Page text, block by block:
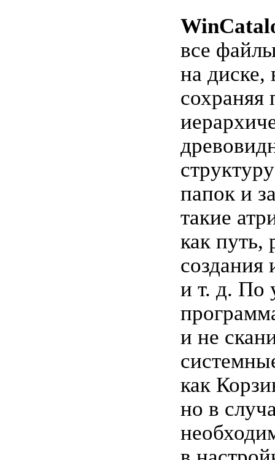
все
на диске,
сохраняя
папок и
такие
как путь,
создания
и т. д. По
и не
как
но в